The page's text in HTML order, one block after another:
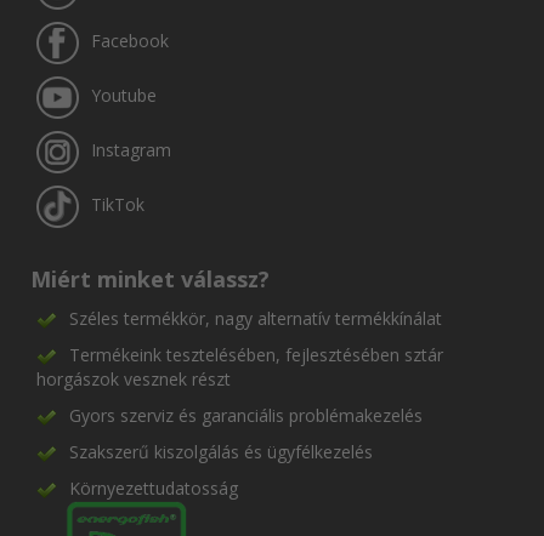
Facebook
Youtube
Instagram
TikTok
Miért minket válassz?
Széles termékkör, nagy alternatív termékkínálat
Termékeink tesztelésében, fejlesztésében sztár
horgászok vesznek részt
Gyors szerviz és garanciális problémakezelés
Szakszerű kiszolgálás és ügyfélkezelés
Környezettudatosság